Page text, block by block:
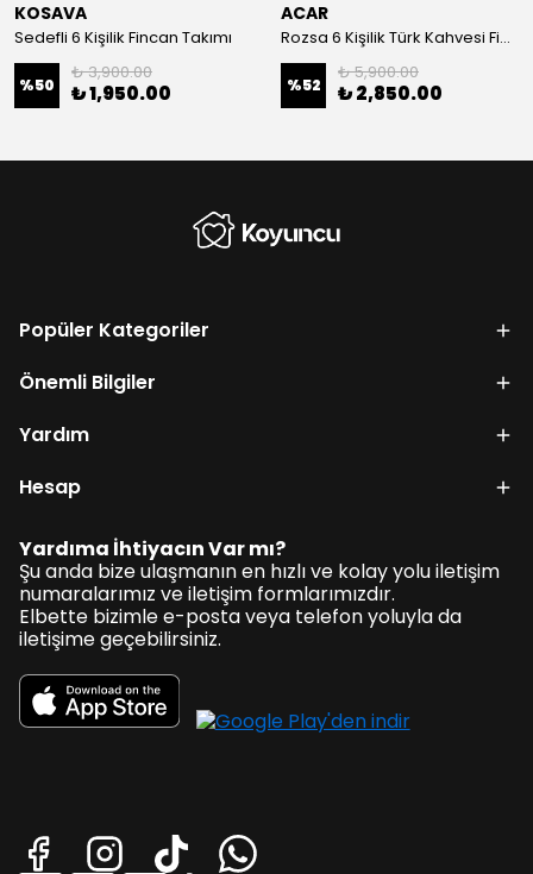
KOSAVA
Sedefli 6 Kişilik Fincan Takımı
%50
₺ 3,900.00
₺ 1,950.00
ACAR
Rozsa 6 Kişilik Türk Kahvesi Fincan Takımı
%52
₺ 5,900.00
₺ 2,850.00
Popüler Kategoriler
Önemli Bilgiler
Yardım
Hesap
Yardıma İhtiyacın Var mı?
Şu anda bize ulaşmanın en hızlı ve kolay yolu iletişim
numaralarımız ve iletişim formlarımızdır.
Elbette bizimle e-posta veya telefon yoluyla da
iletişime geçebilirsiniz.